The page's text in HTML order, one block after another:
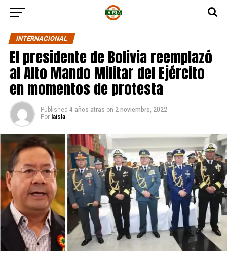
INTERNACIONAL
El presidente de Bolivia reemplazó
al Alto Mando Militar del Ejército
en momentos de protesta
Published 4 años atras on 2 noviembre, 2022
Por laisla